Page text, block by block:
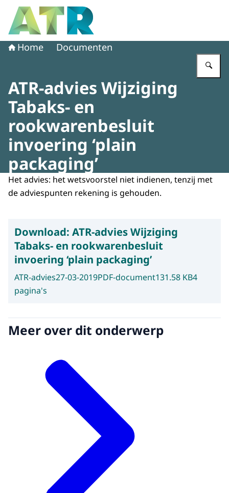
Naar de homepage van Adviescollege toetsing regeldruk
Home Documenten
ATR-advies Wijziging
Tabaks- en
rookwarenbesluit
invoering ‘plain
packaging’
Het advies: het wetsvoorstel niet indienen, tenzij met
de adviespunten rekening is gehouden.
Download: ATR-advies Wijziging
Tabaks- en rookwarenbesluit
invoering ‘plain packaging’
ATR-advies27-03-2019PDF-document131.58 KB4
pagina's
Meer over dit onderwerp